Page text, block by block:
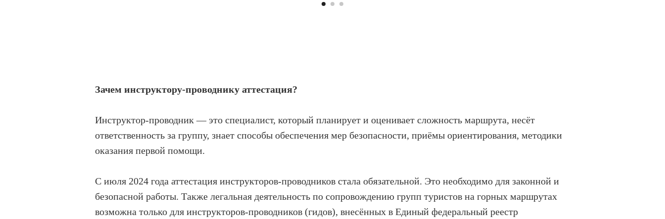
Зачем инструктору-проводнику аттестация?
Инструктор-проводник — это специалист, который планирует и оценивает сложность маршрута, несёт
ответственность за группу, знает способы обеспечения мер безопасности, приёмы ориентирования, методики
оказания первой помощи.
С июля 2024 года аттестация инструкторов-проводников стала обязательной. Это необходимо для законной и
безопасной работы. Также легальная деятельность по сопровождению групп туристов на горных маршрутах
возможна только для инструкторов-проводников (гидов), внесённых в Единый федеральный реестр